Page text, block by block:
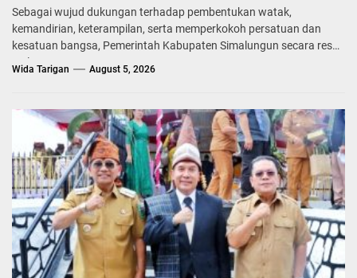
Sebagai wujud dukungan terhadap pembentukan watak,
kemandirian, keterampilan, serta memperkokoh persatuan dan
kesatuan bangsa, Pemerintah Kabupaten Simalungun secara resmi
melepas...
Wida Tarigan August 5, 2026